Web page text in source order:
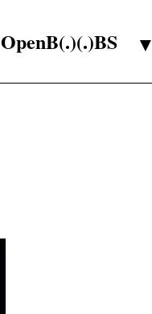
OpenB(.)(.)BS ▼